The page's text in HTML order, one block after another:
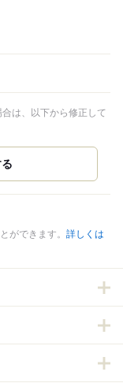
は、以下から修正して
ができます。 詳しくは